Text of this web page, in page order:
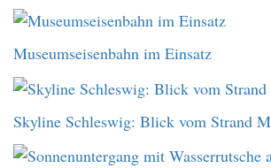
Museumseisenbahn im Einsatz
Skyline Schleswig: Blick vom Strand